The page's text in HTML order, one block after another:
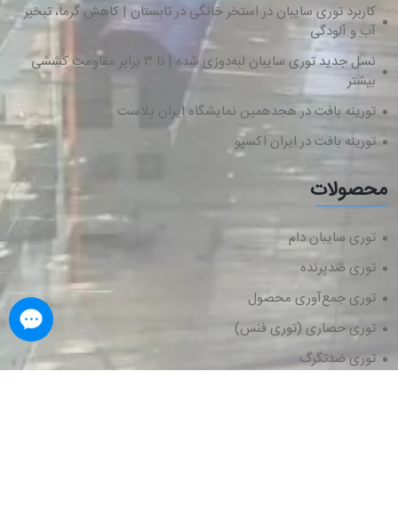
کاربرد توری سایبان در استخر خانگی در تابستان | کاهش گرما، تبخیر
آب و آلودگی
نسل جدید توری سایبان لبه‌دوزی شده | تا ۳ برابر مقاومت کششی
بیشتر
تورینه بافت در هجدهمین نمایشگاه ایران پلاست
تورینه بافت در ایران اکسپو
محصولات
توری سایبان دام
توری ضدپرنده
توری جمع‌آوری محصول
توری حصاری (توری فنس)
توری ضدتگرگ